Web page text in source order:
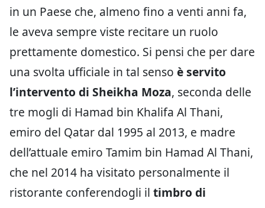
in un Paese che, almeno fino a venti anni fa,
le aveva sempre viste recitare un ruolo
prettamente domestico. Si pensi che per dare
una svolta ufficiale in tal senso è servito
l’intervento di Sheikha Moza, seconda delle
tre mogli di Hamad bin Khalifa Al Thani,
emiro del Qatar dal 1995 al 2013, e madre
dell’attuale emiro Tamim bin Hamad Al Thani,
che nel 2014 ha visitato personalmente il
ristorante conferendogli il timbro di